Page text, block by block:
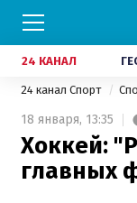
24 КАНАЛ
24 канал Спорт
18 января, 13:35
Хоккей:
главных